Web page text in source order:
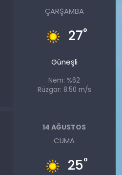
ÇARŞAMBA
27°
Güneşli
Nem: %62
Rüzgar: 8.50 m/s
14 AĞUSTOS
CUMA
25°